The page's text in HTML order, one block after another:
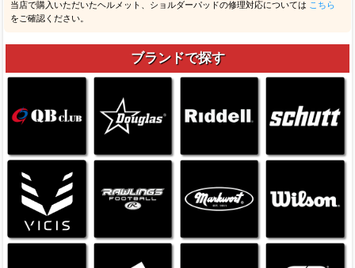
当店で購入いただいたヘルメット、ショルダーパッドの修理対応については こちら
をご確認ください。
ブランドで探す